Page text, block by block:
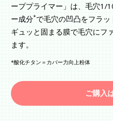
ーププライマー」は、毛穴1/
ー成分*で毛穴の凹凸をフラ
ギュッと固まる膜で毛穴にフ
ます。
*酸化チタン＝カバー力向上粉体
ご購入